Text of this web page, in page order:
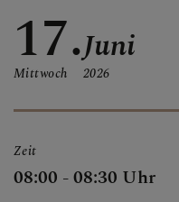
ALLE
17.
Mittwoch
Juni
2026
Zeit
08:00 - 08:30 Uhr